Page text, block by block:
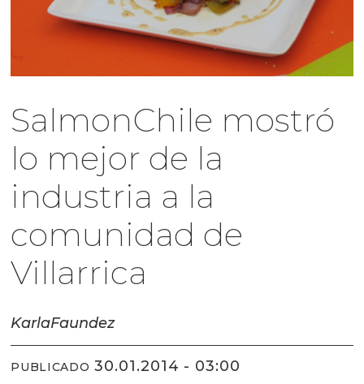
SalmonChile mostró
lo mejor de la
industria a la
comunidad de
Villarrica
KarlaFaundez
PUBLICADO 30.01.2014 - 03:00